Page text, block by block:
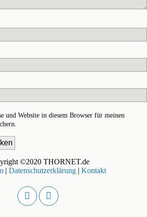
und Website in diesem Browser für meinen
©2020 THORNET.de
| Datenschutzerklärung | Kontakt